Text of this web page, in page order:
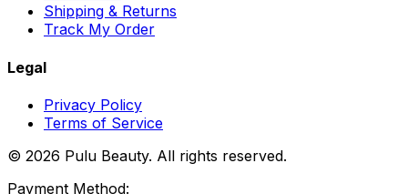
Shipping & Returns
Track My Order
Legal
Privacy Policy
Terms of Service
© 2026 Pulu Beauty. All rights reserved.
Payment Method: